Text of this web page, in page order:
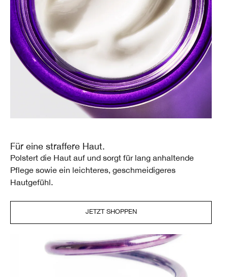
Für eine straffere Haut.
Polstert die Haut auf und sorgt für lang anhaltende
Pflege sowie ein leichteres, geschmeidigeres
Hautgefühl.
JETZT SHOPPEN